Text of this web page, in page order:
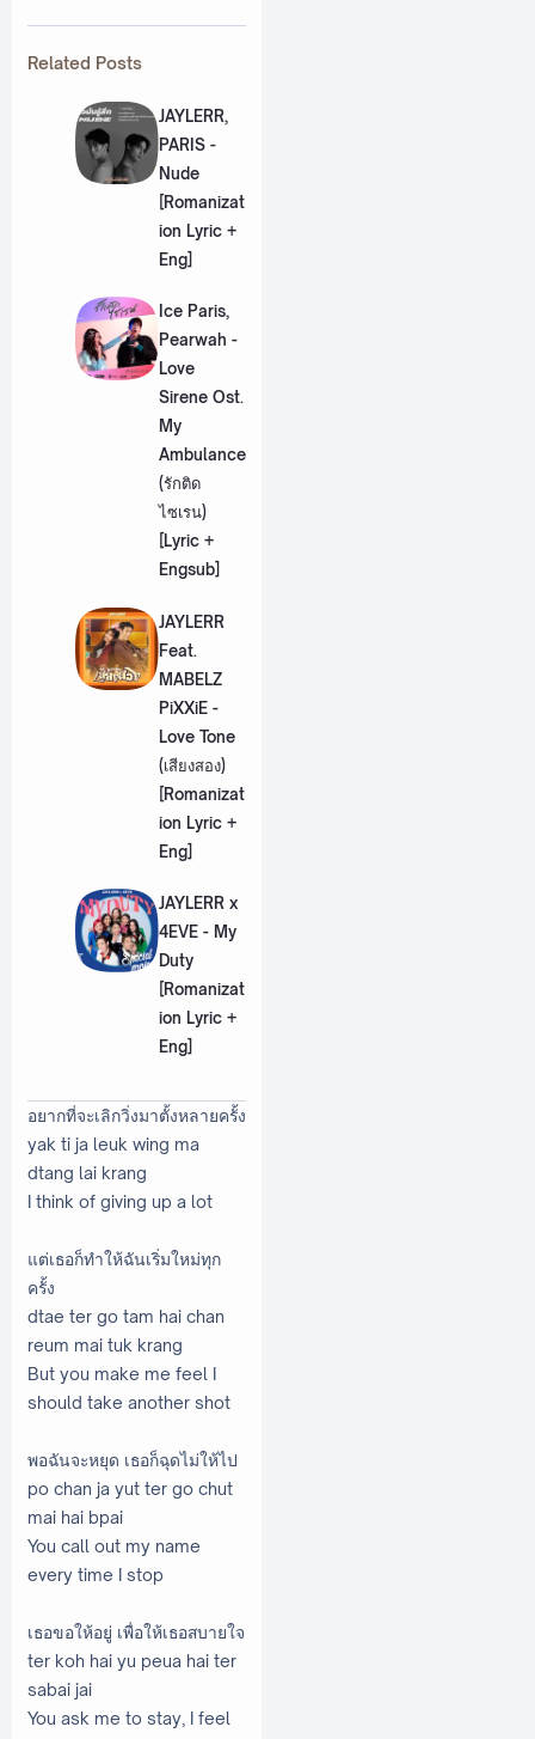
Related Posts
JAYLERR,
PARIS -
Nude
[Romanizat
ion Lyric +
Eng]
Ice Paris,
Pearwah -
Love
Sirene Ost.
My
Ambulance
(รักติด
ไซเรน)
[Lyric +
Engsub]
JAYLERR
Feat.
MABELZ
PiXXiE -
Love Tone
(เสียงสอง)
[Romanizat
ion Lyric +
Eng]
JAYLERR x
4EVE - My
Duty
[Romanizat
ion Lyric +
Eng]
อยากที่จะเลิกวิ่งมาตั้งหลายครั้ง
yak ti ja leuk wing ma
dtang lai krang
I think of giving up a lot
แต่เธอก็ทำให้ฉันเริ่มใหม่ทุก
ครั้ง
dtae ter go tam hai chan
reum mai tuk krang
But you make me feel I
should take another shot
พอฉันจะหยุด เธอก็ฉุดไม่ให้ไป
po chan ja yut ter go chut
mai hai bpai
You call out my name
every time I stop
เธอขอให้อยู่ เพื่อให้เธอสบายใจ
ter koh hai yu peua hai ter
sabai jai
You ask me to stay, I feel